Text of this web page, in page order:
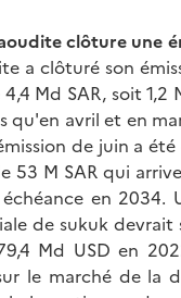
clôture une
a clôturé son
Md SAR, soit 1,2
qu'en avril et en
de juin a
53 M SAR qui
en
de sukuk devrait
Md USD en
le marché de la